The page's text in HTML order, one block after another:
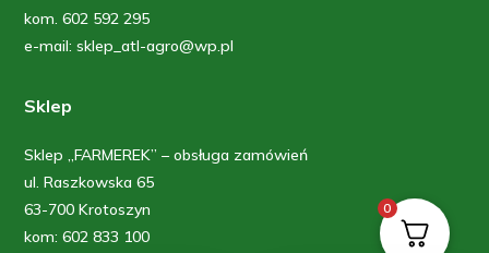
kom. 602 592 295
e-mail: sklep_atl-agro@wp.pl
Sklep
Sklep „FARMEREK” – obsługa zamówień
ul. Raszkowska 65
63-700 Krotoszyn
kom: 602 833 100
0